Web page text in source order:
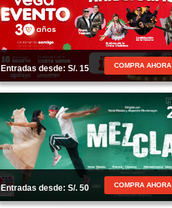
Entradas desde: S/. 15 COMPRA AHORA
Entradas desde: S/. 50 COMPRA AHORA